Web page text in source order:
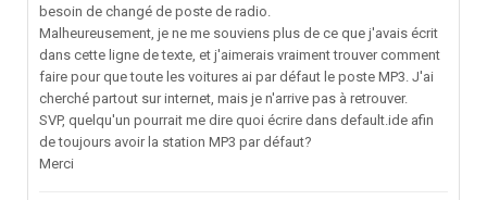
besoin de changé de poste de radio.
Malheureusement, je ne me souviens plus de ce que j'avais écrit
dans cette ligne de texte, et j'aimerais vraiment trouver comment
faire pour que toute les voitures ai par défaut le poste MP3. J'ai
cherché partout sur internet, mais je n'arrive pas à retrouver.
SVP, quelqu'un pourrait me dire quoi écrire dans default.ide afin
de toujours avoir la station MP3 par défaut?
Merci